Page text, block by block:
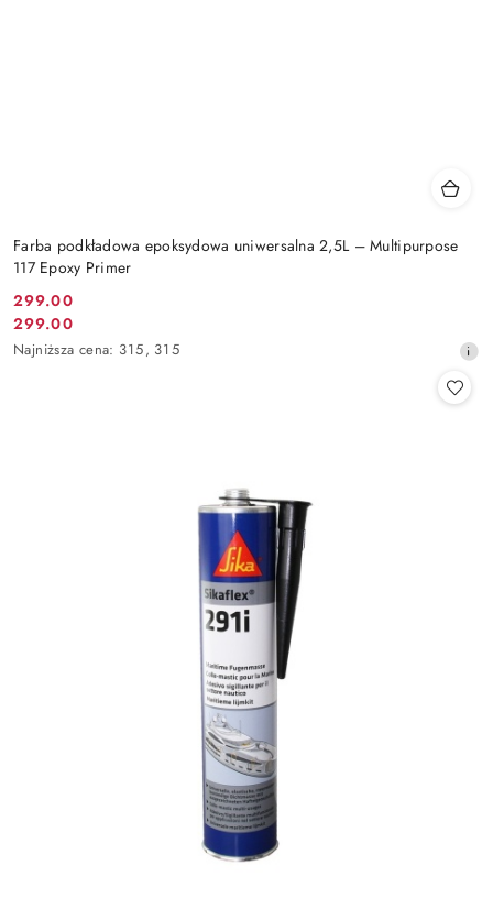
Farba podkładowa epoksydowa uniwersalna 2,5L – Multipurpose
117 Epoxy Primer
Cena
promocyjna:
299.00
Cena
promocyjna:
299.00
Najniższa
Najniższa cena: 315, 315